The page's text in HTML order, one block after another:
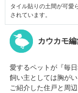
タイル貼りの土間が可愛
されています。
カウカモ
愛するペットが『毎
飼い主としては胸が
ご紹介した住戸と周